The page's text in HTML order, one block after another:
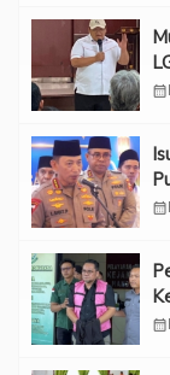
calendar_month
calendar_month
calendar_month